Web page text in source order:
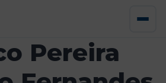
Pereira